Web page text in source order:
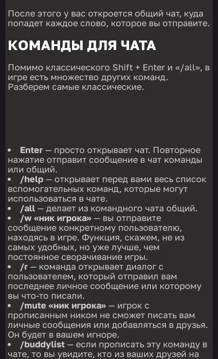
После этого у вас откроется общий чат, куда
попадет каждое слово, которое вы отправите.
КОМАНДЫ ДЛЯ ЧАТА
Помимо классического Shift + Enter и «/all», в
игре есть множество других команд.
Разберем самые классические.
Enter — просто открывает чат. Повторное
нажатие отправит сообщение в чат команды
или общий.
/help — открывает перед вами весь список
вспомогательных команд, которые могут
использоваться в чате.
/all — делает из командного чата общий.
/w «ник игрока» — вы отправите
сообщение конкретному пользователю,
находясь в игре. Функция, скажем, не из
самых удобных, но уже лучше, чем
постоянное сворачивание игры.
/r — команда открывает диалог с
пользователем, который отправил вам
последнее личное сообщение или которому
вы что-то писали.
/mute «ник игрока» — игрок с
прописанным ником не сможет писать вам
личные сообщения или добавляться в друзья.
Он будет в вашем игноре.
/buddylist — если прописать эту команду в
чате, то вы увидите, кто из ваших друзей на